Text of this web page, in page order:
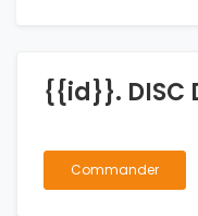
{{id}}. DISC
Commander